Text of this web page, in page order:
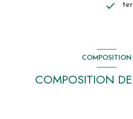
COMPOSITION
COMPOSITION